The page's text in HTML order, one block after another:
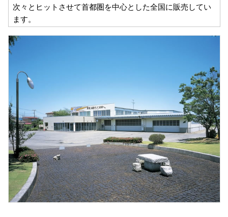
次々とヒットさせて首都圏を中心とした全国に販売してい
ます。